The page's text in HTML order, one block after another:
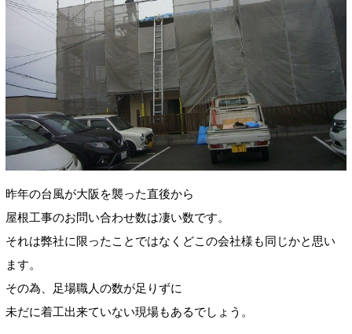
昨年の台風が大阪を襲った直後から
屋根工事のお問い合わせ数は凄い数です。
それは弊社に限ったことではなくどこの会社様も同じかと思い
ます。
その為、足場職人の数が足りずに
未だに着工出来ていない現場もあるでしょう。